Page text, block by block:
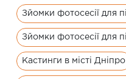
Зйомки фотосесії для
Зйомки фотосесії для
Кастинги в місті Дніпро